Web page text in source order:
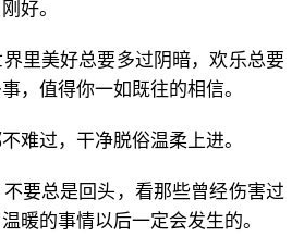
好。
里美好总要多过阴暗，欢乐总要
，值得你一如既往的相信。
难过，干净脱俗温柔上进。
要总是回头，看那些曾经伤害过
暖的事情以后一定会发生的。